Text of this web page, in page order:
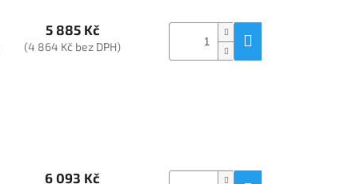
5 885 Kč
(4 864 Kč bez DPH)
6 093 Kč